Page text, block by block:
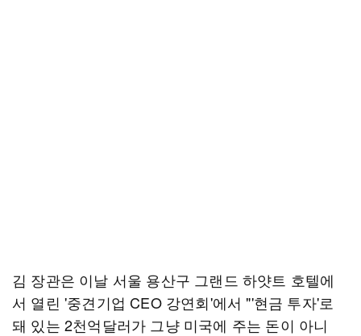
김 장관은 이날 서울 용산구 그랜드 하얏트 호텔에
서 열린 '중견기업 CEO 강연회'에서 "'현금 투자'로
돼 있는 2천억달러가 그냥 미국에 주는 돈이 아니